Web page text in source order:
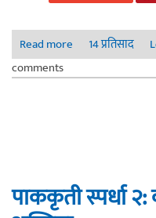
Read more about उकडिचे
14 प्रतिसाद
comments
पाककृती स्पर्धा